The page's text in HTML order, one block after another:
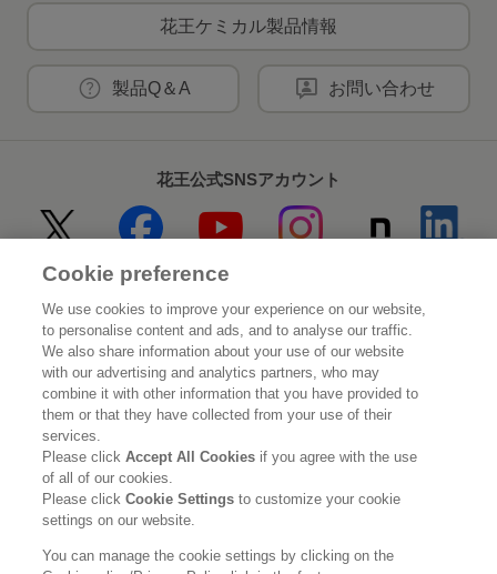
花王ケミカル製品情報
製品Q＆A お問い合わせ
花王公式SNSアカウント
Home 花王について
サステナビリティ イノベーション
ブランド 投資家情報
ニュースルーム 採用情報
利用規約 花王のアクセシビリティ 個人情報保護方針
利用者情報の外部送信 ソーシャルメディアポリシー
Cookie preference
We use cookies to improve your experience on our website,
to personalise content and ads, and to analyse our traffic.
We also share information about your use of our website
with our advertising and analytics partners, who may
combine it with other information that you have provided to
them or that they have collected from your use of their
services.
Please clickAccept All Cookies if you agree with the use
of all of our cookies.
Please clickCookie Settingsto customize your cookie
settings on our website.
You can manage the cookie settings by clicking on the